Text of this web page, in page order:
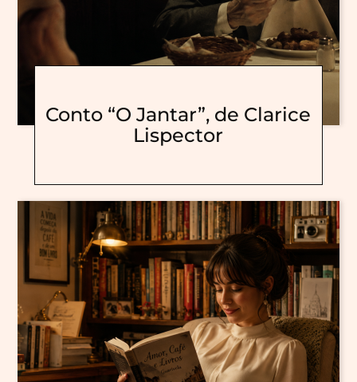
Conto “O Jantar”, de Clarice
Lispector